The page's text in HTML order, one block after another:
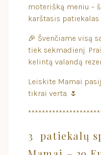
moterišką meniu –
karštasis patiekalas
🎉 Švenčiame visą
tiek sekmadienį.
kelintą valandą
Leiskite Mamai
tikrai verta. 🌷
3 patiekalų